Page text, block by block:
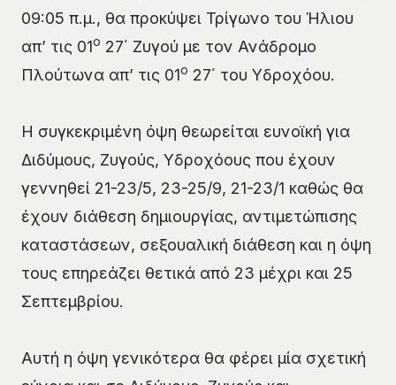
09:05 π.μ., θα προκύψει Τρίγωνο του Ήλιου
απ’ τις 01ο 27΄ Ζυγού με τον Ανάδρομο
Πλούτωνα απ’ τις 01ο 27΄ του Υδροχόου.
Η συγκεκριμένη όψη θεωρείται ευνοϊκή για
Διδύμους, Ζυγούς, Υδροχόους που έχουν
γεννηθεί 21-23/5, 23-25/9, 21-23/1 καθώς θα
έχουν διάθεση δημιουργίας, αντιμετώπισης
καταστάσεων, σεξουαλική διάθεση και η όψη
τους επηρεάζει θετικά από 23 μέχρι και 25
Σεπτεμβρίου.
Αυτή η όψη γενικότερα θα φέρει μία σχετική